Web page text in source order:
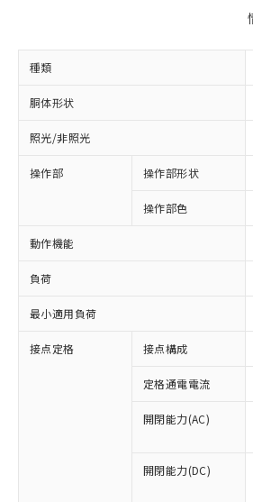
種類
胴体形状
照光/非照光
操作部 操作部形状
操作部色
動作機能
負荷
最小適用負荷
接点定格 接点構成
定格通電電流
開閉能力(AC)
開閉能力(DC)
ご利用条件
※1 対応状況
対応済み：EU RoHS指令
非含有に対応した製品が提供
対応予定：EU RoHS指令（
有に対応した製品に切り替え
対応予定なし：EU RoHS指